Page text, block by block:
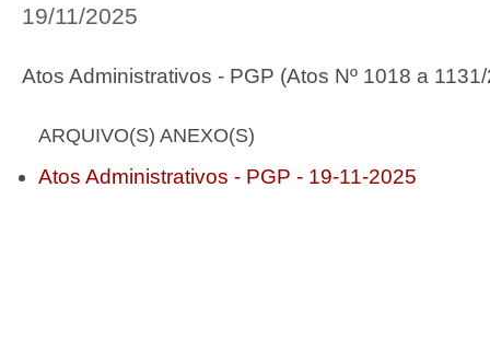
19/11/2025
Atos Administrativos - PGP (Atos Nº 1018 a
ARQUIVO(S) ANEXO(S)
Atos Administrativos - PGP - 19-11-2025